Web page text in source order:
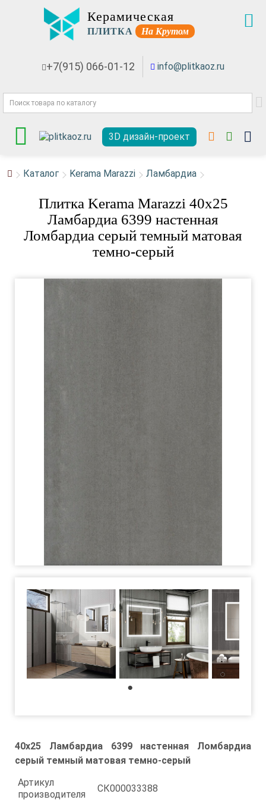
Керамическая
ПЛИТКА На Крутом
+7(915) 066-01-12 info@plitkaoz.ru
3D дизайн-проект
Каталог Kerama Marazzi Ламбардиа
Плитка Kerama Marazzi 40x25
Ламбардиа 6399 настенная
Ломбардиа серый темный матовая
темно-серый
40x25 Ламбардиа 6399 настенная Ломбардиа
серый темный матовая темно-серый
Артикул
производителя
СК000033388